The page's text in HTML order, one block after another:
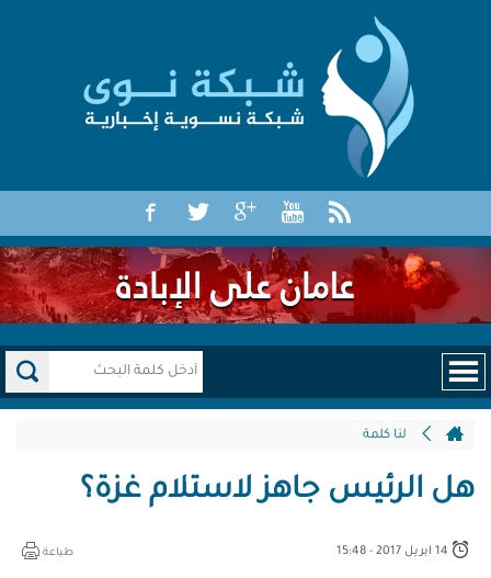
لنا كلمة
هل الرئيس جاهز لاستلام غزة؟
طباعة